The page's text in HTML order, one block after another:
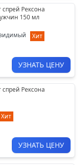
Рексона
150 мл
Хит
УЗНАТЬ ЦЕНУ
Рексона
Хит
УЗНАТЬ ЦЕНУ